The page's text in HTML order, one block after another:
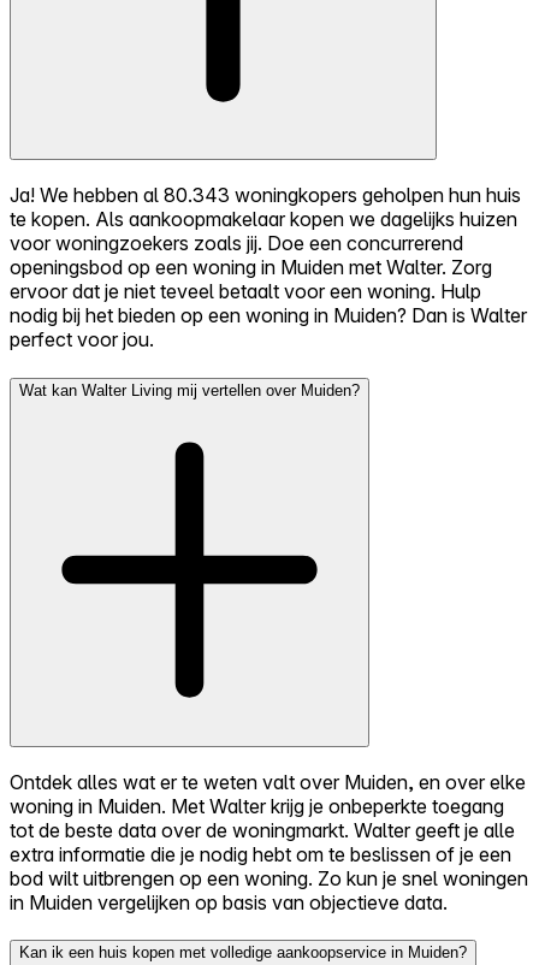
Ja! We hebben al 80.343 woningkopers geholpen hun huis
te kopen. Als aankoopmakelaar kopen we dagelijks huizen
voor woningzoekers zoals jij. Doe een concurrerend
openingsbod op een woning in Muiden met Walter. Zorg
ervoor dat je niet teveel betaalt voor een woning. Hulp
nodig bij het bieden op een woning in Muiden? Dan is Walter
perfect voor jou.
Wat kan Walter Living mij vertellen over Muiden?
Ontdek alles wat er te weten valt over Muiden, en over elke
woning in Muiden. Met Walter krijg je onbeperkte toegang
tot de beste data over de woningmarkt. Walter geeft je alle
extra informatie die je nodig hebt om te beslissen of je een
bod wilt uitbrengen op een woning. Zo kun je snel woningen
in Muiden vergelijken op basis van objectieve data.
Kan ik een huis kopen met volledige aankoopservice in Muiden?